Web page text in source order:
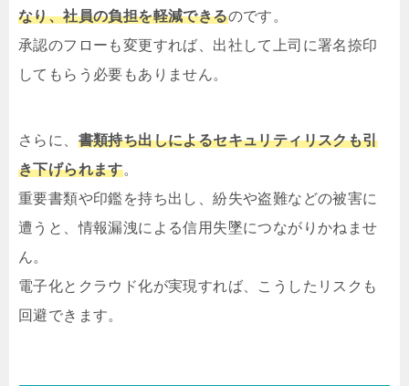
なり、社員の負担を軽減できるのです。
承認のフローも変更すれば、出社して上司に署名捺印
してもらう必要もありません。
さらに、 書類持ち出しによるセキュリティリスクも引
き下げられます。
重要書類や印鑑を持ち出し、紛失や盗難などの被害に
遭うと、情報漏洩による信用失墜につながりかねませ
ん。
電子化とクラウド化が実現すれば、こうしたリスクも
回避できます。